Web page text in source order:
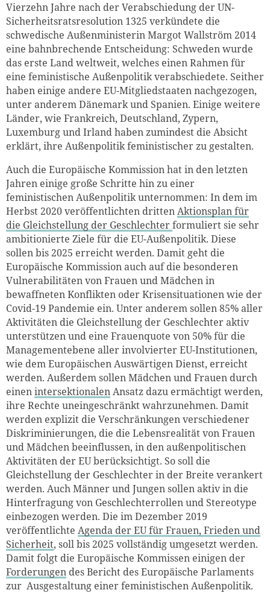
Vierzehn Jahre nach der Verabschiedung der UN-
Sicherheitsratsresolution 1325 verkündete die
schwedische Außenministerin Margot Wallström 2014
eine bahnbrechende Entscheidung: Schweden wurde
das erste Land weltweit, welches einen Rahmen für
eine feministische Außenpolitik verabschiedete. Seither
haben einige andere EU-Mitgliedstaaten nachgezogen,
unter anderem Dänemark und Spanien. Einige weitere
Länder, wie Frankreich, Deutschland, Zypern,
Luxemburg und Irland haben zumindest die Absicht
erklärt, ihre Außenpolitik feministischer zu gestalten.
Auch die Europäische Kommission hat in den letzten
Jahren einige große Schritte hin zu einer
feministischen Außenpolitik unternommen: In dem im
Herbst 2020 veröffentlichten drittenAktionsplan für
die Gleichstellung der Geschlechterformuliert sie sehr
ambitionierte Ziele für die EU-Außenpolitik. Diese
sollen bis 2025 erreicht werden. Damit geht die
Europäische Kommission auch auf die besonderen
Vulnerabilitäten von Frauen und Mädchen in
bewaffneten Konflikten oder Krisensituationen wie der
Covid-19 Pandemie ein. Unter anderem sollen 85% aller
Aktivitäten die Gleichstellung der Geschlechter aktiv
unterstützen und eine Frauenquote von 50% für die
Managementebene aller involvierter EU-Institutionen,
wie dem Europäischen Auswärtigen Dienst, erreicht
werden. Außerdem sollen Mädchen und Frauen durch
einenintersektionalenAnsatz dazu ermächtigt werden,
ihre Rechte uneingeschränkt wahrzunehmen. Damit
werden explizit die Verschränkungen verschiedener
Diskriminierungen, die die Lebensrealität von Frauen
und Mädchen beeinflussen, in den außenpolitischen
Aktivitäten der EU berücksichtigt. So soll die
Gleichstellung der Geschlechter in der Breite verankert
werden. Auch Männer und Jungen sollen aktiv in die
Hinterfragung von Geschlechterrollen und Stereotype
einbezogen werden. Die im Dezember 2019
veröffentlichte Agenda der EU für Frauen, Frieden und
Sicherheit, sollbis 2025 vollständig umgesetzt werden.
Damit folgt die Europäische Kommissen einigen der
Forderungen des Bericht des Europäische Parlaments
zur Ausgestaltung einer feministischen Außenpolitik.